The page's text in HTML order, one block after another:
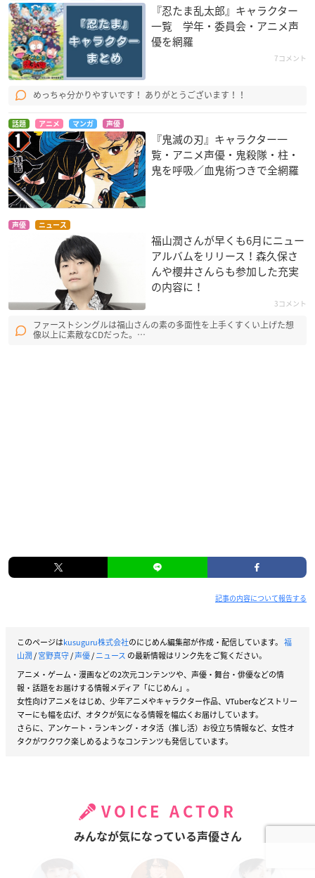
『忍たま乱太郎』キャラクター
一覧 学年・委員会・アニメ声
優を網羅
7コメント
めっちゃ分かりやすいです！ ありがとうございます！！
話題 アニメ マンガ 声優
『鬼滅の刃』キャラクター一
覧・アニメ声優・鬼殺隊・柱・
鬼を呼吸／血鬼術つきで全網羅
声優 ニュース
福山潤さんが早くも6月にニュー
アルバムをリリース！森久保さ
んや櫻井さんらも参加した充実
の内容に！
3コメント
ファーストシングルは福山さんの素の多面性を上手くすくい上げた想
像以上に素敵なCDだった。…
記事の内容について報告する
このページはkusuguru株式会社のにじめん編集部が作成・配信しています。 福
山潤/宮野真守/声優/ニュース の最新情報はリンク先をご覧ください。
アニメ・ゲーム・漫画などの2次元コンテンツや、声優・舞台・俳優などの情
報・話題をお届けする情報メディア「にじめん」。
女性向けアニメをはじめ、少年アニメやキャラクター作品、VTuberなどストリー
マーにも幅を広げ、オタクが気になる情報を幅広くお届けしています。
さらに、アンケート・ランキング・オタ活（推し活）お役立ち情報など、女性オ
タクがワクワク楽しめるようなコンテンツも発信しています。
VOICE ACTOR
みんなが気になっている声優さん